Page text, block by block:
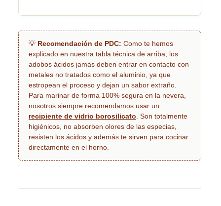
💡 Recomendación de PDC: Como te hemos
explicado en nuestra tabla técnica de arriba, los
adobos ácidos jamás deben entrar en contacto con
metales no tratados como el aluminio, ya que
estropean el proceso y dejan un sabor extraño.
Para marinar de forma 100% segura en la nevera,
nosotros siempre recomendamos usar un
recipiente de vidrio borosilicato . Son totalmente
higiénicos, no absorben olores de las especias,
resisten los ácidos y además te sirven para cocinar
directamente en el horno.